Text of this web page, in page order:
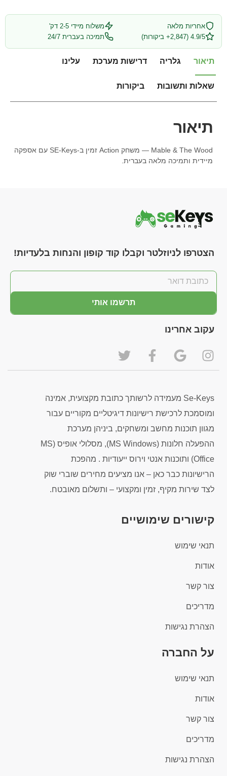
אחריות מלאה
משלוח מיידי 2-5 דק'
4.9/5 (2,847+ ביקורות)
תמיכה בעברית 24/7
תיאור גלריה דרישות מערכת עלינו
שאלות ותשובות ביקורות
תיאור
Mable & The Wood — משחק Action זמין ב-SE-Keys עם אספקה
מיידית ותמיכה מלאה בעברית.
הצטרפו לניוזלטר וקבלו קוד קופון והנחות בלעדיות!
תרשמו אותי
עקוב אחרינו
Se-Keys מעמידה לרשותך כתובת מקצועית, אמינה
ומוסמכת לרכישת רישיונות דיגיטליים מקוריים עבור
מגוון תוכנות מחשב ומשחקים, ביניהן מערכת
ההפעלה חלונות (MS Windows), מסלולי אופיס (MS
Office) ותוכנות אנטי וירוס ייעודיות . מהפכת
הרישיונות כבר כאן – אנו מציעים מחירים שוברי שוק
לצד שירות מקיף, זמין ומקצועי – ותשלום מאובטח.
קישורים שימושיים
תנאי שימוש
אודות
צור קשר
מדריכים
הצהרת נגישות
על החברה
תנאי שימוש
אודות
צור קשר
מדריכים
הצהרת נגישות